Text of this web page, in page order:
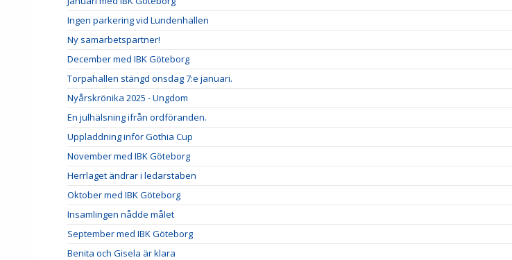
Ingen parkering vid Lundenhallen
Ny samarbetspartner!
December med IBK Göteborg
Torpahallen stängd onsdag 7:e januari.
Nyårskrönika 2025 - Ungdom
En julhälsning ifrån ordföranden.
Uppladdning inför Gothia Cup
November med IBK Göteborg
Herrlaget ändrar i ledarstaben
Oktober med IBK Göteborg
Insamlingen nådde målet
September med IBK Göteborg
Benita och Gisela är klara